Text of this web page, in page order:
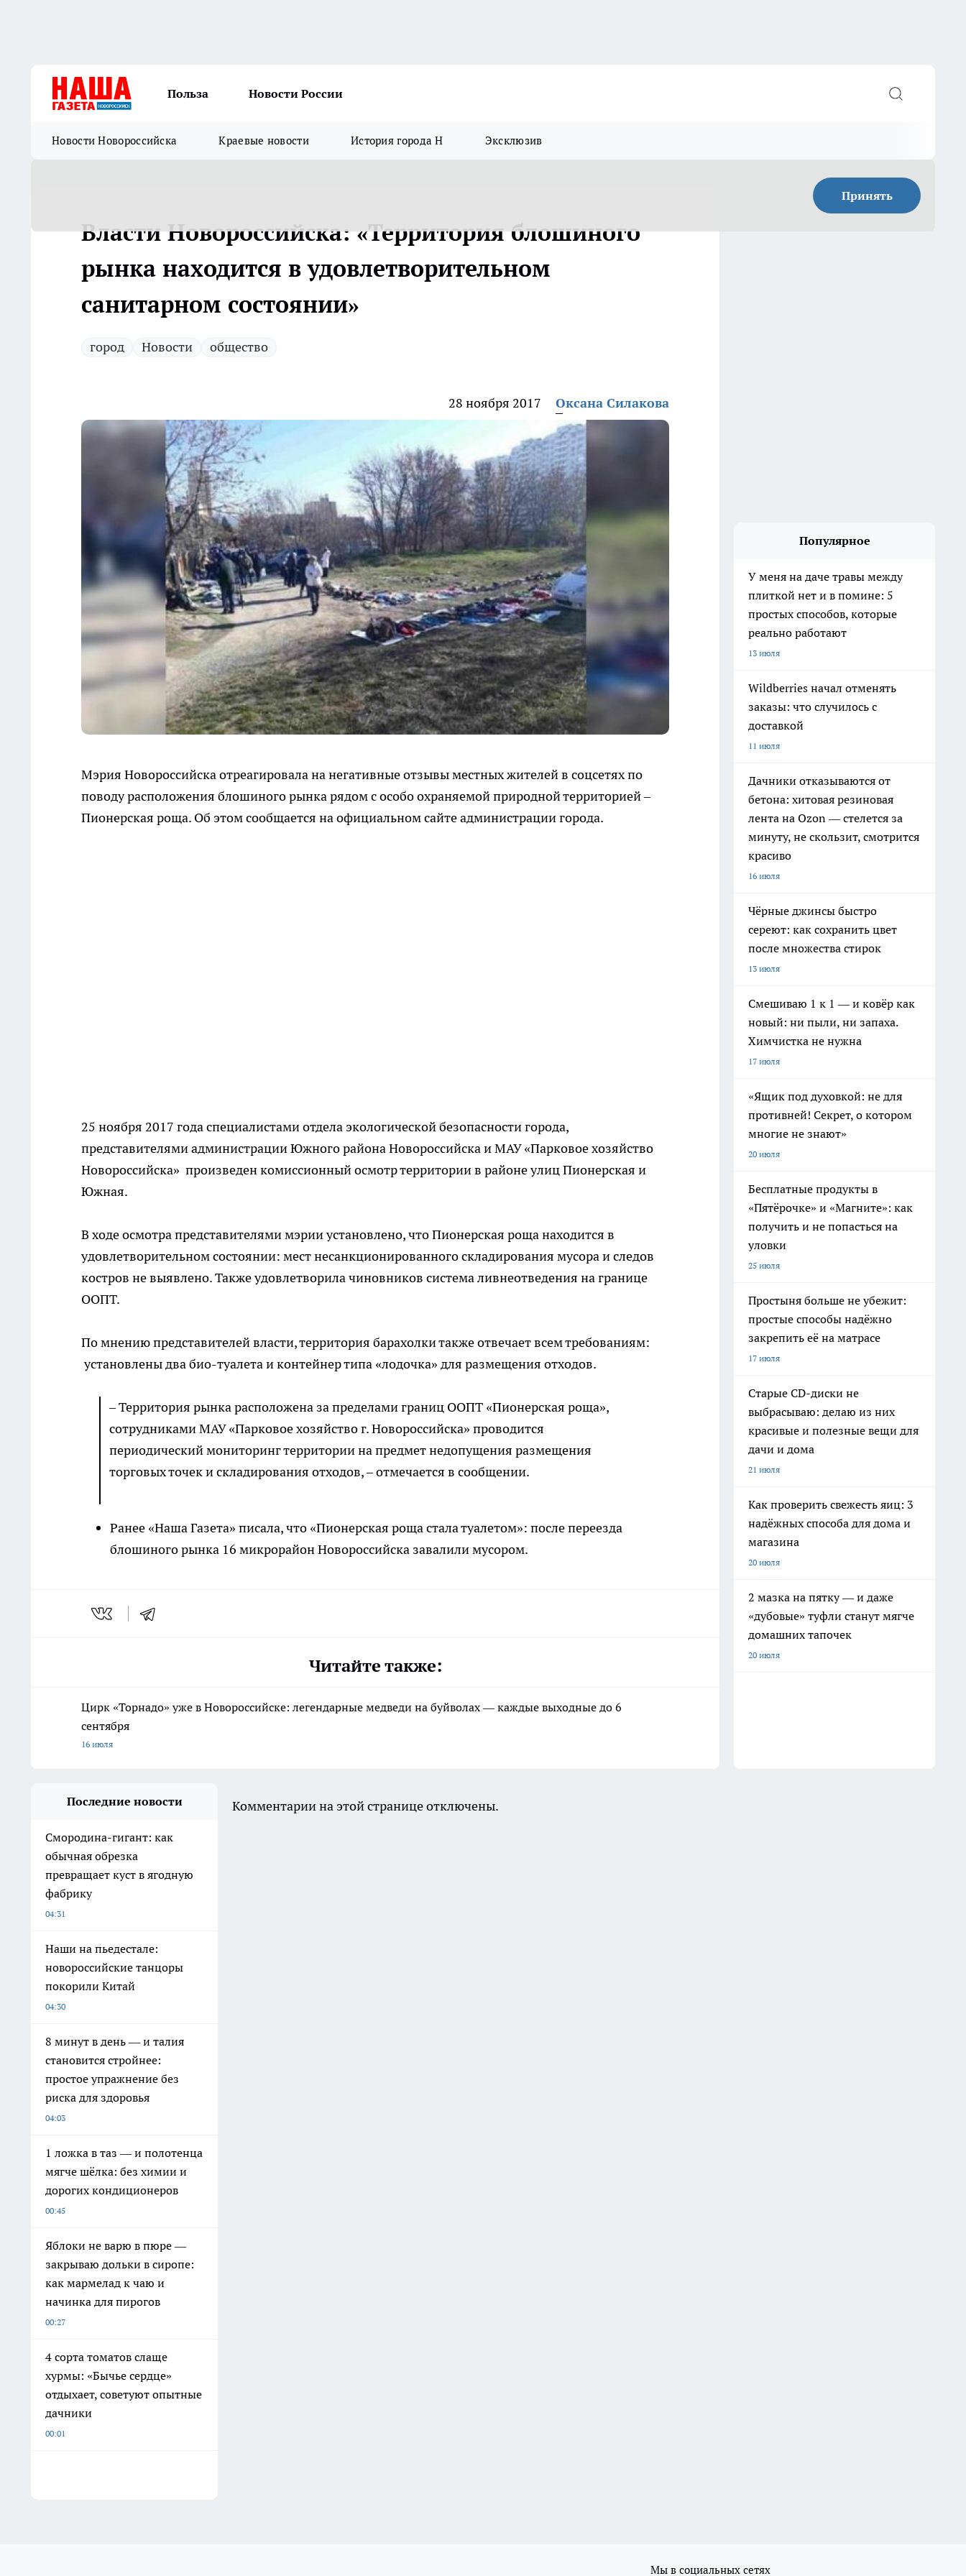
Польза Новости России
Новости Новороссийска Краевые новости История города Н Эксклюзив
Принять
Власти Новороссийска: «Территория блошиного
рынка находится в удовлетворительном
санитарном состоянии»
город Новости общество
28 ноября 2017 Оксана Силакова
Мэрия Новороссийска отреагировала на негативные отзывы местных жителей в соцсетях по
поводу расположения блошиного рынка рядом с особо охраняемой природной территорией –
Пионерская роща. Об этом сообщается на официальном сайте администрации города.
25 ноября 2017 года специалистами отдела экологической безопасности города,
представителями администрации Южного района Новороссийска и МАУ «Парковое хозяйство
Новороссийска» произведен комиссионный осмотр территории в районе улиц Пионерская и
Южная.
В ходе осмотра представителями мэрии установлено, что Пионерская роща находится в
удовлетворительном состоянии: мест несанкционированного складирования мусора и следов
костров не выявлено. Также удовлетворила чиновников система ливнеотведения на границе
ООПТ.
По мнению представителей власти, территория барахолки также отвечает всем требованиям:
установлены два био-туалета и контейнер типа «лодочка» для размещения отходов.
– Территория рынка расположена за пределами границ ООПТ «Пионерская роща»,
сотрудниками МАУ «Парковое хозяйство г. Новороссийска» проводится
периодический мониторинг территории на предмет недопущения размещения
торговых точек и складирования отходов, – отмечается в сообщении.
Ранее «Наша Газета» писала, что «Пионерская роща стала туалетом»: после переезда
блошиного рынка 16 микрорайон Новороссийска завалили мусором.
Читайте также:
Цирк «Торнадо» уже в Новороссийске: легендарные медведи на буйволах — каждые выходные до 6
сентября
16 июля
Популярное
У меня на даче травы между
плиткой нет и в помине: 5
простых способов, которые
реально работают
13 июля
Wildberries начал отменять
заказы: что случилось с
доставкой
11 июля
Дачники отказываются от
бетона: хитовая резиновая
лента на Ozon — стелется за
минуту, не скользит, смотрится
красиво
16 июля
Чёрные джинсы быстро
сереют: как сохранить цвет
после множества стирок
13 июля
Смешиваю 1 к 1 — и ковёр как
новый: ни пыли, ни запаха.
Химчистка не нужна
17 июля
«Ящик под духовкой: не для
противней! Секрет, о котором
многие не знают»
20 июля
Бесплатные продукты в
«Пятёрочке» и «Магните»: как
получить и не попасться на
уловки
25 июля
Простыня больше не убежит:
простые способы надёжно
закрепить её на матрасе
17 июля
Старые CD-диски не
выбрасываю: делаю из них
красивые и полезные вещи для
дачи и дома
21 июля
Как проверить свежесть яиц: 3
надёжных способа для дома и
магазина
20 июля
2 мазка на пятку — и даже
«дубовые» туфли станут мягче
домашних тапочек
20 июля
Последние новости
Смородина-гигант: как
обычная обрезка
превращает куст в ягодную
фабрику
04:31
Наши на пьедестале:
новороссийские танцоры
покорили Китай
04:30
8 минут в день — и талия
становится стройнее:
простое упражнение без
риска для здоровья
04:03
1 ложка в таз — и полотенца
мягче шёлка: без химии и
дорогих кондиционеров
00:45
Яблоки не варю в пюре —
закрываю дольки в сиропе:
как мармелад к чаю и
начинка для пирогов
00:27
4 сорта томатов слаще
хурмы: «Бычье сердце»
отдыхает, советуют опытные
дачники
00:01
Комментарии на этой странице отключены.
Мы в социальных сетях